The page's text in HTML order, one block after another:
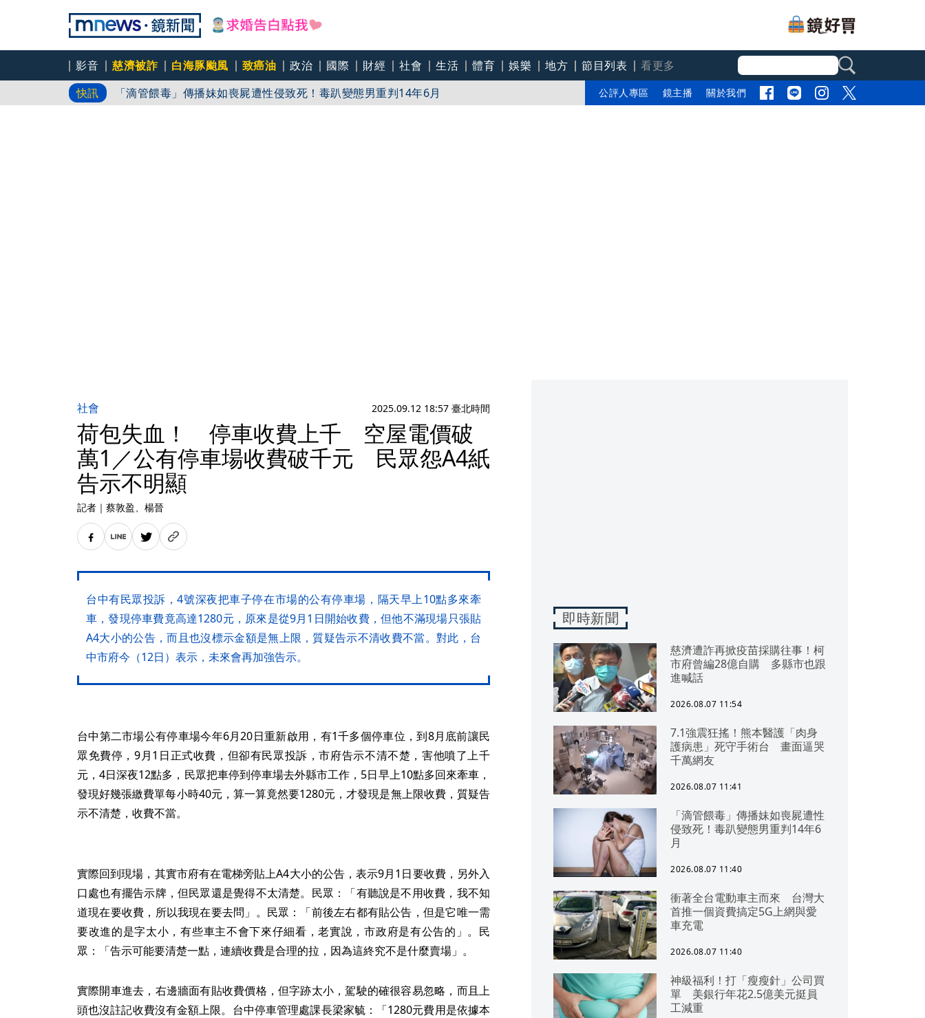
影音 慈濟被詐 白海豚颱風 致癌油 政治 國際 財經 社會 生活 體育 娛樂 地方 節目列表
看更多
快訊
7.1強震狂搖！熊本醫護「肉身護病患」死守手術台 畫面逼哭千萬網友
「滴管餵毒」傳播妹如喪屍遭性侵致死！毒趴變態男重判14年6月
公評人專區 鏡主播 關於我們
社會 2025.09.12 18:57 臺北時間
荷包失血！ 停車收費上千 空屋電價破
萬1／公有停車場收費破千元 民眾怨A4紙
告示不明顯
記者 ｜ 蔡敦盈、楊晉
台中有民眾投訴，4號深夜把車子停在市場的公有停車場，隔天早上10點多來牽
車，發現停車費竟高達1280元，原來是從9月1日開始收費，但他不滿現場只張貼
A4大小的公告，而且也沒標示金額是無上限，質疑告示不清收費不當。對此，台
中市府今（12日）表示，未來會再加強告示。
台中第二市場公有停車場今年6月20日重新啟用，有1千多個停車位，到8月底前讓民
眾免費停，9月1日正式收費，但卻有民眾投訴，市府告示不清不楚，害他噴了上千
元，4日深夜12點多，民眾把車停到停車場去外縣市工作，5日早上10點多回來牽車，
發現好幾張繳費單每小時40元，算一算竟然要1280元，才發現是無上限收費，質疑告
示不清楚，收費不當。
實際回到現場，其實市府有在電梯旁貼上A4大小的公告，表示9月1日要收費，另外入
口處也有擺告示牌，但民眾還是覺得不太清楚。民眾：「有聽說是不用收費，我不知
道現在要收費，所以我現在要去問」。民眾：「前後左右都有貼公告，但是它唯一需
要改進的是字太小，有些車主不會下來仔細看，老實說，市政府是有公告的」。民
眾：「告示可能要清楚一點，連續收費是合理的拉，因為這終究不是什麼賣場」。
實際開車進去，右邊牆面有貼收費價格，但字跡太小，駕駛的確很容易忽略，而且上
頭也沒註記收費沒有金額上限。台中停車管理處課長梁家毓：「1280元費用是依據本
即時新聞
慈濟遭詐再掀疫苗採購往事！柯
市府曾編28億自購 多縣市也跟
進喊話
2026.08.07 11:54
7.1強震狂搖！熊本醫護「肉身
護病患」死守手術台 畫面逼哭
千萬網友
2026.08.07 11:41
「滴管餵毒」傳播妹如喪屍遭性
侵致死！毒趴變態男重判14年6
月
2026.08.07 11:40
衝著全台電動車主而來 台灣大
首推一個資費搞定5G上網與愛
車充電
2026.08.07 11:40
神級福利！打「瘦瘦針」公司買
單 美銀行年花2.5億美元挺員
工減重